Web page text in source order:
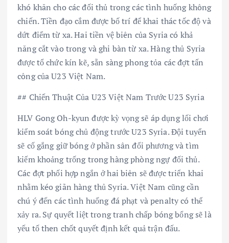
khó khăn cho các đối thủ trong các tình huống không
chiến. Tiền đạo cắm được bố trí để khai thác tốc độ và
dứt điểm từ xa. Hai tiền vệ biên của Syria có khả
năng cắt vào trong và ghi bàn từ xa. Hàng thủ Syria
được tổ chức kín kẽ, sẵn sàng phong tỏa các đợt tấn
công của U23 Việt Nam.
## Chiến Thuật Của U23 Việt Nam Trước U23 Syria
HLV Gong Oh-kyun được kỳ vọng sẽ áp dụng lối chơi
kiểm soát bóng chủ động trước U23 Syria. Đội tuyển
sẽ cố gắng giữ bóng ở phần sân đối phương và tìm
kiếm khoảng trống trong hàng phòng ngự đối thủ.
Các đợt phối hợp ngắn ở hai biên sẽ được triển khai
nhằm kéo giãn hàng thủ Syria. Việt Nam cũng cần
chú ý đến các tình huống đá phạt và penalty có thể
xảy ra. Sự quyết liệt trong tranh chấp bóng bổng sẽ là
yếu tố then chốt quyết định kết quả trận đấu.